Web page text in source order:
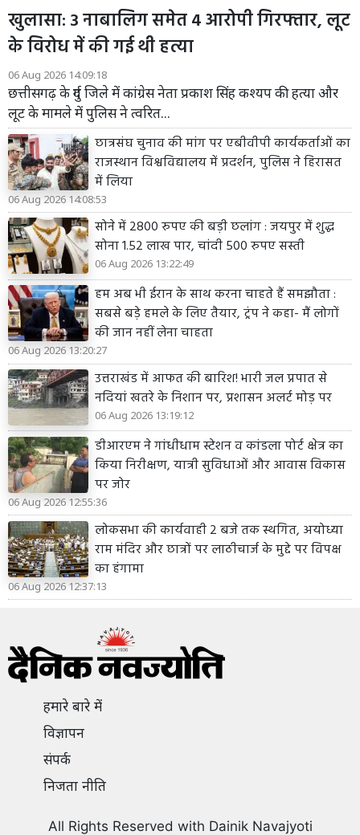
खुलासा: 3 नाबालिग समेत 4 आरोपी गिरफ्तार, लूट
के विरोध में की गई थी हत्या
06 Aug 2026 14:09:18
छत्तीसगढ़ के दुर्ग जिले में कांग्रेस नेता प्रकाश सिंह कश्यप की हत्या और
लूट के मामले में पुलिस ने त्वरित...
छात्रसंघ चुनाव की मांग पर एबीवीपी कार्यकर्ताओं का
राजस्थान विश्वविद्यालय में प्रदर्शन, पुलिस ने हिरासत
में लिया
06 Aug 2026 14:08:53
सोने में 2800 रुपए की बड़ी छलांग : जयपुर में शुद्ध
सोना 1.52 लाख पार, चांदी 500 रुपए सस्ती
06 Aug 2026 13:22:49
हम अब भी ईरान के साथ करना चाहते हैं समझौता :
सबसे बड़े हमले के लिए तैयार, ट्रंप ने कहा- मैं लोगों
की जान नहीं लेना चाहता
06 Aug 2026 13:20:27
उत्तराखंड में आफत की बारिश! भारी जल प्रपात से
नदियां खतरे के निशान पर, प्रशासन अलर्ट मोड़ पर
06 Aug 2026 13:19:12
डीआरएम ने गांधीधाम स्टेशन व कांडला पोर्ट क्षेत्र का
किया निरीक्षण, यात्री सुविधाओं और आवास विकास
पर जोर
06 Aug 2026 12:55:36
लोकसभा की कार्यवाही 2 बजे तक स्थगित, अयोध्या
राम मंदिर और छात्रों पर लाठीचार्ज के मुद्दे पर विपक्ष
का हंगामा
06 Aug 2026 12:37:13
हमारे बारे में
विज्ञापन
संपर्क
निजता नीति
All Rights Reserved with Dainik Navajyoti